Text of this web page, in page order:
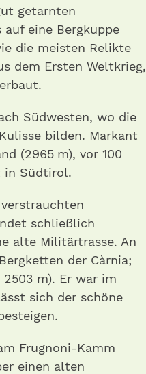
getarnten
eine Bergkuppe
die meisten Relikte
dem Ersten Weltkrieg,
Südwesten, wo die
bilden. Markant
(2965 m), vor 100
in Südtirol.
schließlich
alte Militärtrasse. An
der Càrnia;
m). Er war im
sich der schöne
Frugnoni-Kamm
einen alten